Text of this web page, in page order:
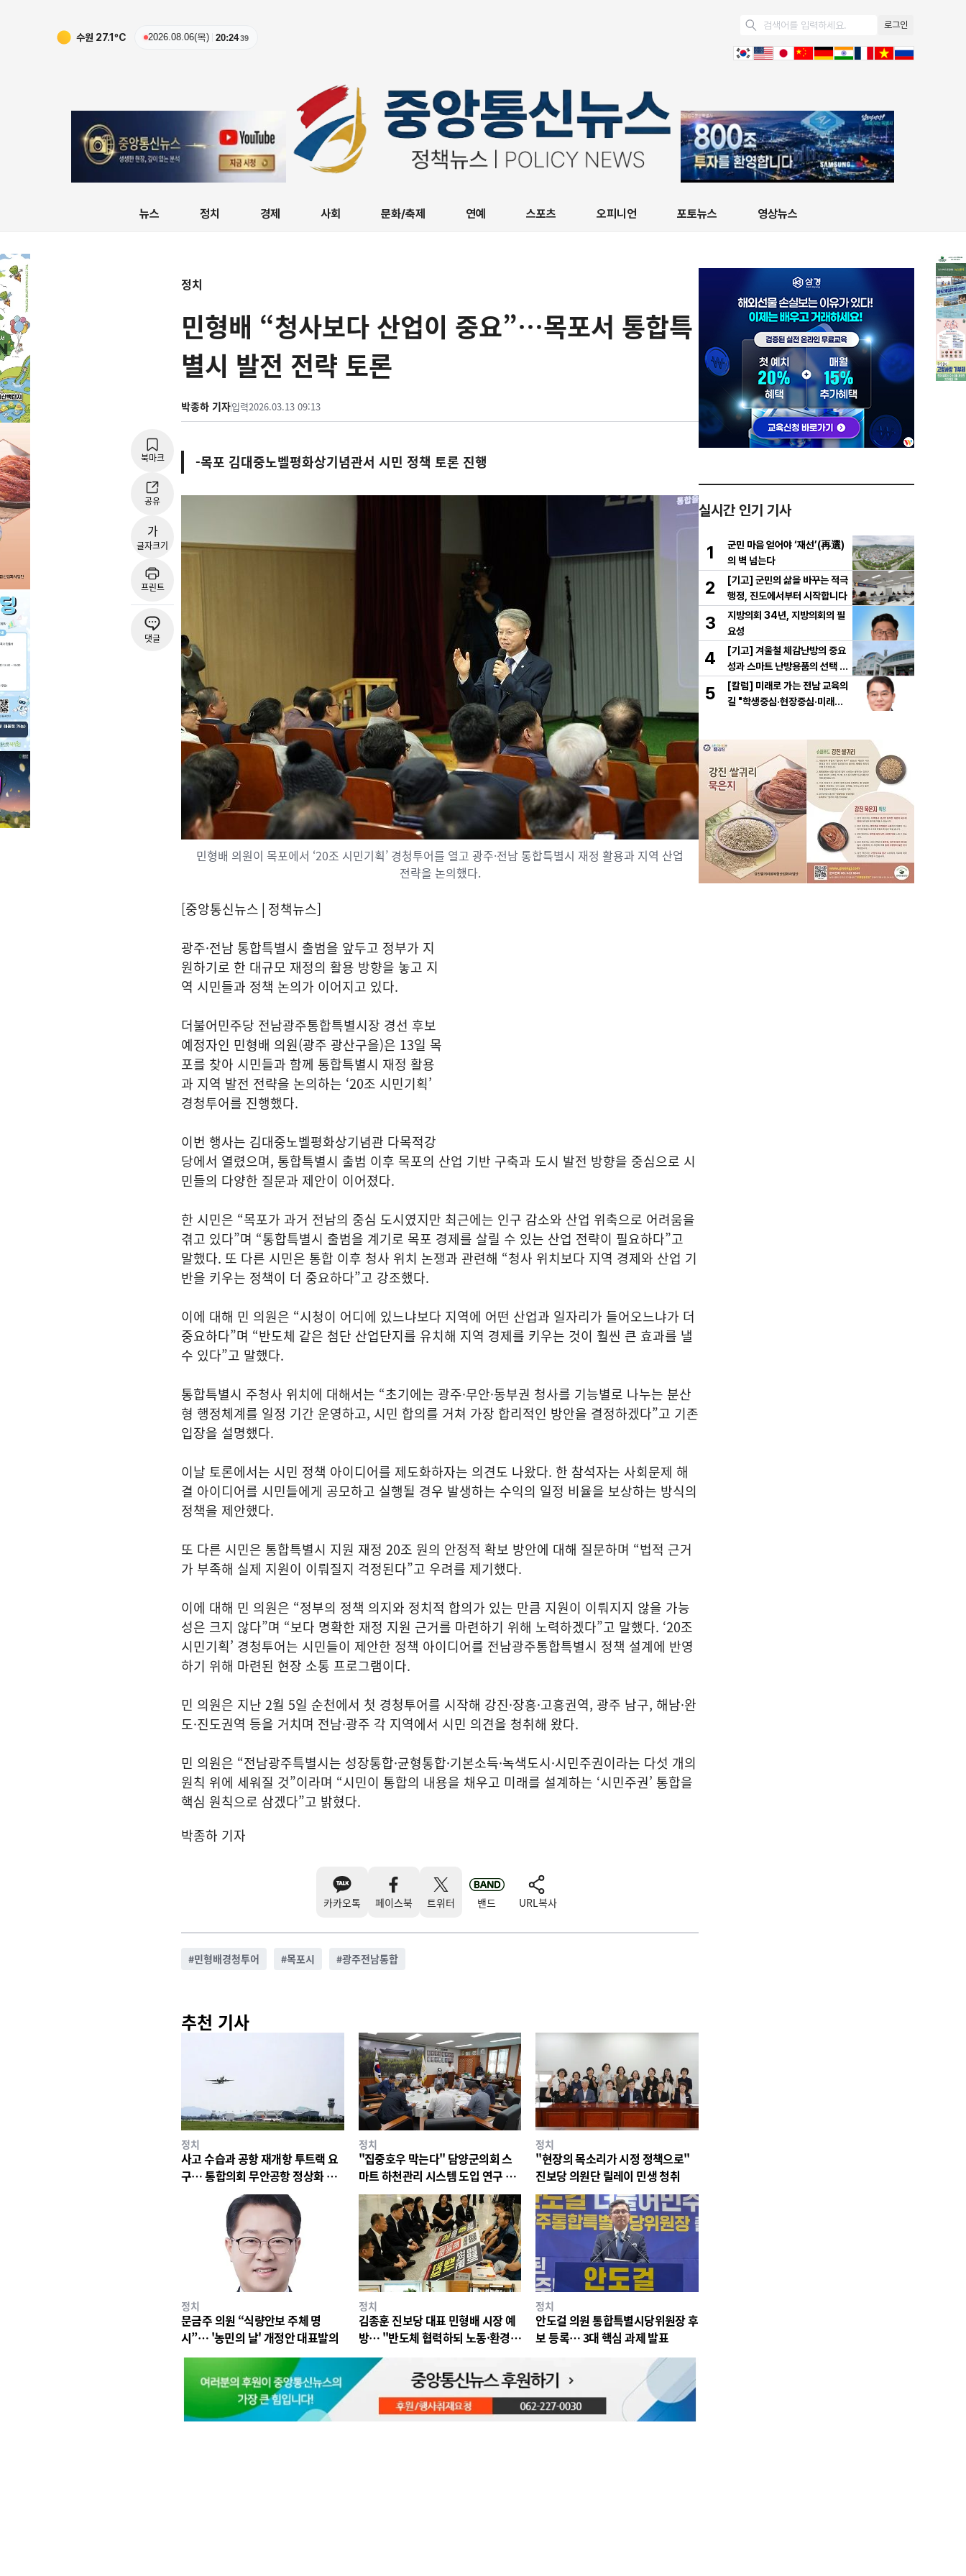
수원 27.1ºC 2026.08.06(목) 20:2440
로그인
뉴스 정치 경제 사회 문화/축제 연예 스포츠 오피니언 포토뉴스 영상뉴스
정치
민형배 “청사보다 산업이 중요”…목포서 통합특
별시 발전 전략 토론
박종하 기자입력2026.03.13 09:13
북마크
공유
가
글자크기
프린트
댓글
-목포 김대중노벨평화상기념관서 시민 정책 토론 진행
민형배 의원이 목포에서 ‘20조 시민기획’ 경청투어를 열고 광주·전남 통합특별시 재정 활용과 지역 산업
전략을 논의했다.
[중앙통신뉴스│정책뉴스]
광주·전남 통합특별시 출범을 앞두고 정부가 지
원하기로 한 대규모 재정의 활용 방향을 놓고 지
역 시민들과 정책 논의가 이어지고 있다.
더불어민주당 전남광주통합특별시장 경선 후보
예정자인 민형배 의원(광주 광산구을)은 13일 목
포를 찾아 시민들과 함께 통합특별시 재정 활용
과 지역 발전 전략을 논의하는 ‘20조 시민기획’
경청투어를 진행했다.
이번 행사는 김대중노벨평화상기념관 다목적강
당에서 열렸으며, 통합특별시 출범 이후 목포의 산업 기반 구축과 도시 발전 방향을 중심으로 시
민들의 다양한 질문과 제안이 이어졌다.
한 시민은 “목포가 과거 전남의 중심 도시였지만 최근에는 인구 감소와 산업 위축으로 어려움을
겪고 있다”며 “통합특별시 출범을 계기로 목포 경제를 살릴 수 있는 산업 전략이 필요하다”고
말했다. 또 다른 시민은 통합 이후 청사 위치 논쟁과 관련해 “청사 위치보다 지역 경제와 산업 기
반을 키우는 정책이 더 중요하다”고 강조했다.
이에 대해 민 의원은 “시청이 어디에 있느냐보다 지역에 어떤 산업과 일자리가 들어오느냐가 더
중요하다”며 “반도체 같은 첨단 산업단지를 유치해 지역 경제를 키우는 것이 훨씬 큰 효과를 낼
수 있다”고 말했다.
통합특별시 주청사 위치에 대해서는 “초기에는 광주·무안·동부권 청사를 기능별로 나누는 분산
형 행정체계를 일정 기간 운영하고, 시민 합의를 거쳐 가장 합리적인 방안을 결정하겠다”고 기존
입장을 설명했다.
이날 토론에서는 시민 정책 아이디어를 제도화하자는 의견도 나왔다. 한 참석자는 사회문제 해
결 아이디어를 시민들에게 공모하고 실행될 경우 발생하는 수익의 일정 비율을 보상하는 방식의
정책을 제안했다.
또 다른 시민은 통합특별시 지원 재정 20조 원의 안정적 확보 방안에 대해 질문하며 “법적 근거
가 부족해 실제 지원이 이뤄질지 걱정된다”고 우려를 제기했다.
이에 대해 민 의원은 “정부의 정책 의지와 정치적 합의가 있는 만큼 지원이 이뤄지지 않을 가능
성은 크지 않다”며 “보다 명확한 재정 지원 근거를 마련하기 위해 노력하겠다”고 말했다. ‘20조
시민기획’ 경청투어는 시민들이 제안한 정책 아이디어를 전남광주통합특별시 정책 설계에 반영
하기 위해 마련된 현장 소통 프로그램이다.
민 의원은 지난 2월 5일 순천에서 첫 경청투어를 시작해 강진·장흥·고흥권역, 광주 남구, 해남·완
도·진도권역 등을 거치며 전남·광주 각 지역에서 시민 의견을 청취해 왔다.
민 의원은 “전남광주특별시는 성장통합·균형통합·기본소득·녹색도시·시민주권이라는 다섯 개의
원칙 위에 세워질 것”이라며 “시민이 통합의 내용을 채우고 미래를 설계하는 ‘시민주권’ 통합을
핵심 원칙으로 삼겠다”고 밝혔다.
박종하 기자
카카오톡 페이스북 트위터 밴드 URL복사
#민형배경청투어 #목포시 #광주전남통합
추천 기사
정치
사고 수습과 공항 재개항 투트랙 요
구… 통합의회 무안공항 정상화 압
정치
"집중호우 막는다" 담양군의회 스
마트 하천관리 시스템 도입 연구 착
수.
정치
"현장의 목소리가 시정 정책으로"
진보당 의원단 릴레이 민생 청취
정치
문금주 의원 “식량안보 주체 명
시”… '농민의 날' 개정안 대표발의
정치
김종훈 진보당 대표 민형배 시장 예
방… "반도체 협력하되 노동·환경
권 지켜야"
정치
안도걸 의원 통합특별시당위원장 후
보 등록… 3대 핵심 과제 발표
실시간 인기 기사
1
군민 마음 얻어야 ‘재선’(再選)
의 벽 넘는다
2
[기고] 군민의 삶을 바꾸는 적극
행정, 진도에서부터 시작합니다
3
지방의회 34년, 지방의회의 필
요성
4
[기고] 겨울철 체감난방의 중요
성과 스마트 난방용품의 선택 기
준
5
[칼럼] 미래로 가는 전남 교육의
길 "학생중심·현장중심·미래중